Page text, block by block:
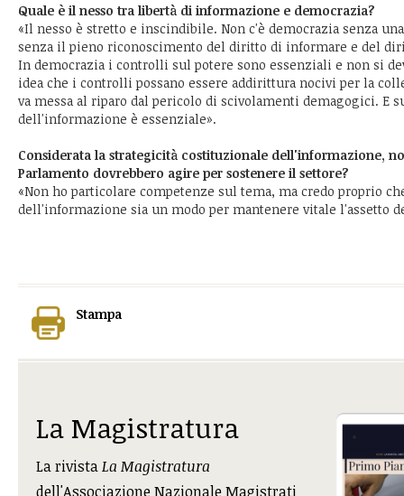
Quale è il nesso tra libertà di informazione e democrazia?
«Il nesso è stretto e inscindibile. Non c'è democrazia senza
senza il pieno riconoscimento del diritto di informare e del
In democrazia i controlli sul potere sono essenziali e non si
idea che i controlli possano essere addirittura nocivi per la
va messa al riparo dal pericolo di scivolamenti demagogici. E
dell'informazione è essenziale».
Considerata la strategicità costituzionale dell'informazione,
Parlamento dovrebbero agire per sostenere il settore?
«Non ho particolare competenze sul tema, ma credo proprio
dell'informazione sia un modo per mantenere vitale l'assetto
Stampa
La Magistratura
La rivistaLa Magistratura
dell'Associazione Nazionale Magistrati